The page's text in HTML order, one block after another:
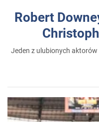
Robert
Jeden z ulubionych